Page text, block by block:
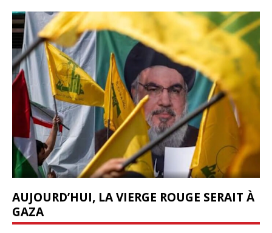
AUJOURD’HUI, LA VIERGE ROUGE SERAIT À
GAZA